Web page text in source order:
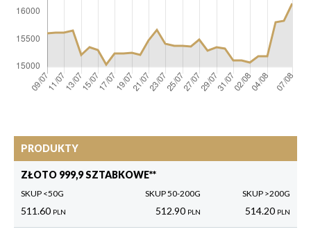
ZŁOTO 999,9 SZTABKOWE**
SKUP <50G
511.60 PLN
SKUP 50-200G
512.90 PLN
SKUP >200G
514.20 PLN